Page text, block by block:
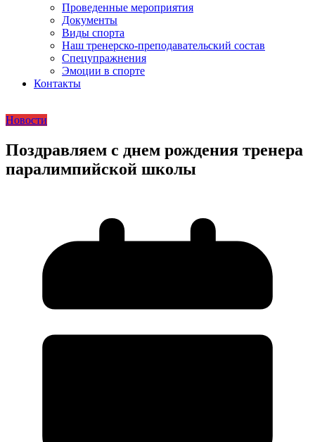
Проведенные мероприятия
Документы
Виды спорта
Наш тренерско-преподавательский состав
Спецупражнения
Эмоции в спорте
Контакты
Новости
Поздравляем с днем рождения тренера
паралимпийской школы